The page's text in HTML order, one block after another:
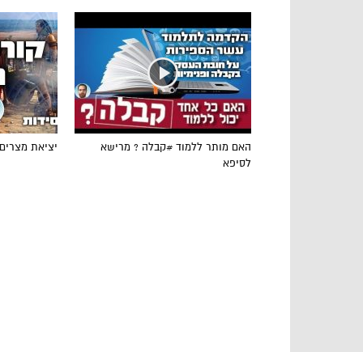
יציאת מצרים
האם מותר ללמוד #קבלה ? מרישא
לסיפא